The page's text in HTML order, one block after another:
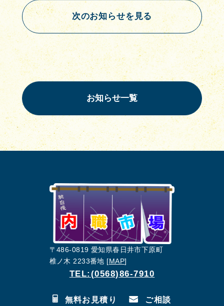
次のお知らせを見る
お知らせ一覧
〒486-0819 愛知県春日井市下原町
椎ノ木 2233番地 [MAP]
TEL:(0568)86-7910
無料お見積り ご相談